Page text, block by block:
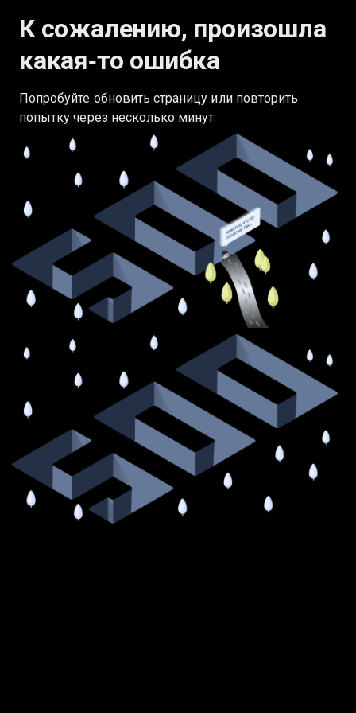
К сожалению, произошла
какая‑то ошибка
Попробуйте обновить страницу или повторить
попытку через несколько минут.